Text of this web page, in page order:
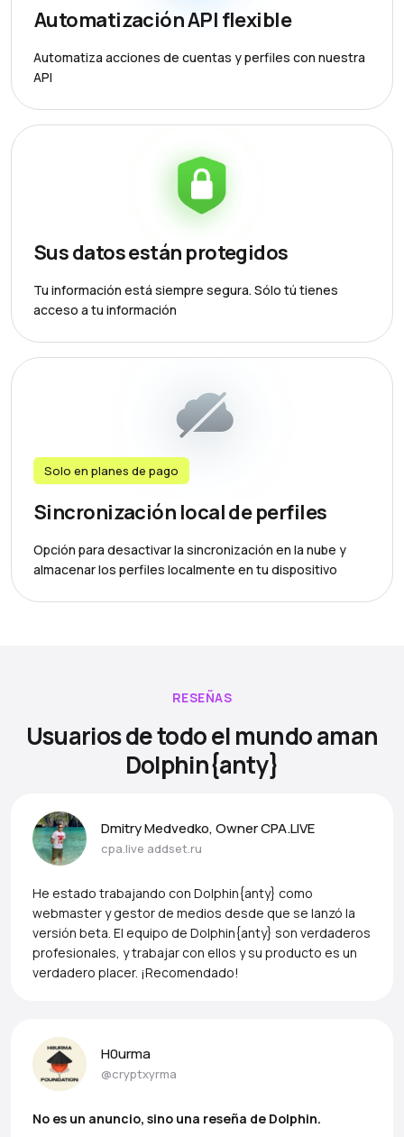
Automatización API flexible
Automatiza acciones de cuentas y perfiles con nuestra
API
Sus datos están protegidos
Tu información está siempre segura. Sólo tú tienes
acceso a tu información
Solo en planes de pago
Sincronización local de perfiles
Opción para desactivar la sincronización en la nube y
almacenar los perfiles localmente en tu dispositivo
RESEÑAS
Usuarios de todo el mundo aman
Dolphin{anty}
Dmitry Medvedko, Owner CPA.LIVE
cpa.live addset.ru
He estado trabajando con Dolphin{anty} como
webmaster y gestor de medios desde que se lanzó la
versión beta. El equipo de Dolphin{anty} son verdaderos
profesionales, y trabajar con ellos y su producto es un
verdadero placer. ¡Recomendado!
H0urma
@cryptxyrma
No es un anuncio, sino una reseña de Dolphin.